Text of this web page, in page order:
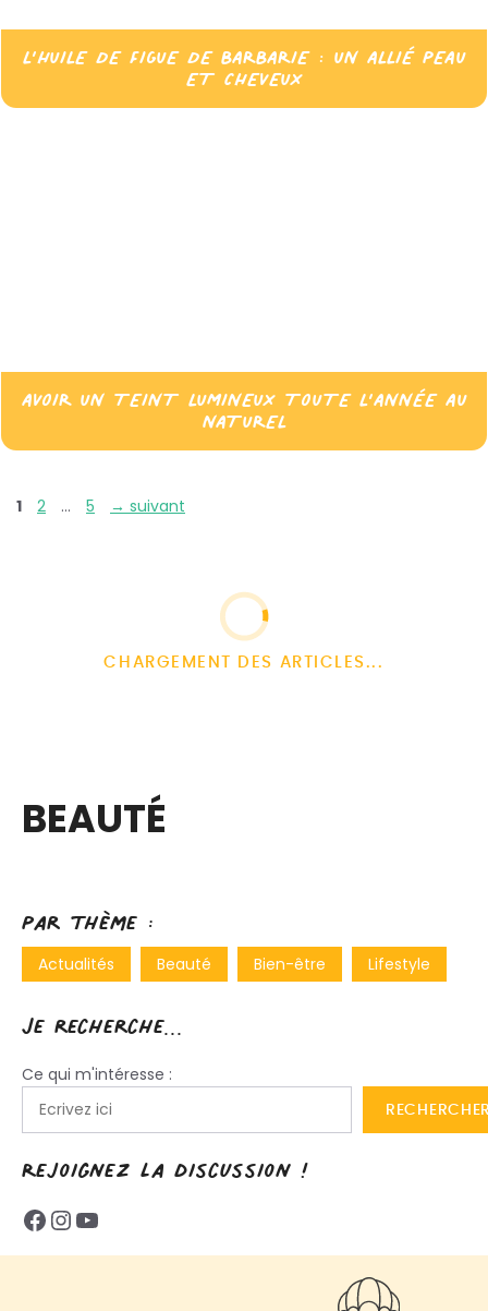
L’HUILE DE FIGUE DE BARBARIE : UN ALLIÉ PEAU
ET CHEVEUX
AVOIR UN TEINT LUMINEUX TOUTE L’ANNÉE AU
NATUREL
1 2 … 5 → suivant
CHARGEMENT DES ARTICLES...
BEAUTÉ
Par thème :
Actualités Beauté Bien-être Lifestyle
Je recherche...
Ce qui m'intéresse :
Rejoignez la discussion !